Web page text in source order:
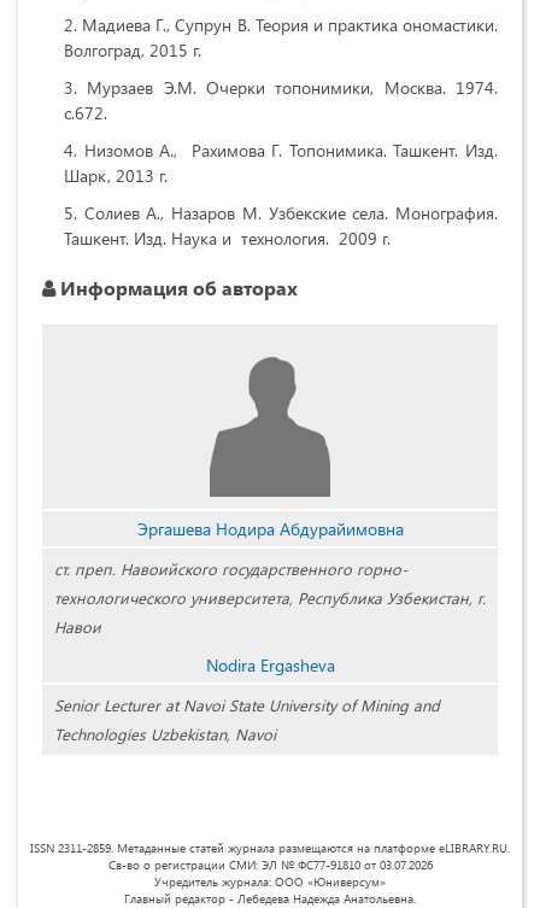
Мадиева Г., Супрун В. Теория и практика ономастики.
Волгоград, 2015 г.
Мурзаев Э.М. Очерки топонимики, Москва. 1974.
с.672.
Низомов А., Рахимова Г. Топонимика. Ташкент. Изд.
Шарк, 2013 г.
Солиев А., Назаров М. Узбекские села. Монография.
Ташкент. Изд. Наука и технология. 2009 г.
Информация об авторах
Эргашева Нодира Абдурайимовна
ст. преп. Навоийского государственного горно-
технологического университета, Республика Узбекистан, г.
Навои
Nodira Ergasheva
Senior Lecturer at Navoi State University of Mining and
Technologies Uzbekistan, Navoi
ISSN 2311-2859. Метаданные статей журнала размещаются на платформе eLIBRARY.RU.
Св-во о регистрации СМИ: ЭЛ № ФС77-91810 от 03.07.2026
Учредитель журнала: ООО «Юниверсум»
Главный редактор - Лебедева Надежда Анатольевна.